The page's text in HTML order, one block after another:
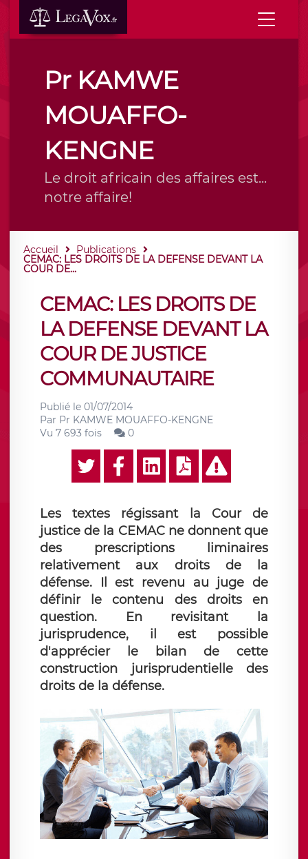
Pr KAMWE
MOUAFFO-
KENGNE
Le droit africain des affaires est...
notre affaire!
Accueil Publications
CEMAC: LES DROITS DE LA DEFENSE DEVANT LA
COUR DE...
CEMAC: LES DROITS DE
LA DEFENSE DEVANT LA
COUR DE JUSTICE
COMMUNAUTAIRE
Publié le 01/07/2014
Par Pr KAMWE MOUAFFO-KENGNE
Vu 7 693 fois
0
Les textes régissant la Cour de
justice de la CEMAC ne donnent que
des prescriptions liminaires
relativement aux droits de la
défense. Il est revenu au juge de
définir le contenu des droits en
question. En revisitant la
jurisprudence, il est possible
d'apprécier le bilan de cette
construction jurisprudentielle des
droits de la défense.